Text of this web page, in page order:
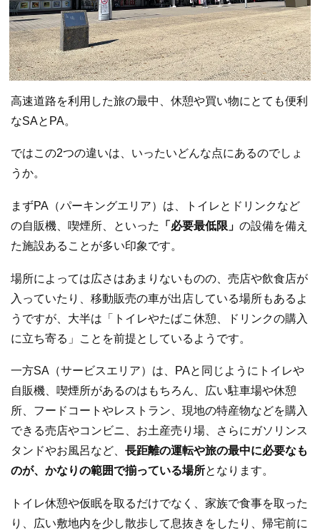
高速道路を利用した旅の最中、休憩や買い物にとても便利
なSAとPA。
ではこの2つの違いは、いったいどんな点にあるのでしょ
うか。
まずPA（パーキングエリア）は、トイレとドリンクなど
の自販機、喫煙所、といった
「必要最低限」 の設備を備え
た施設あることが多い印象です。
場所によっては広さはあまりないものの、売店や飲食店が
入っていたり、移動販売の車が出店している場所もあるよ
うですが、大半は「トイレやたばこ休憩、ドリンクの購入
に立ち寄る」ことを前提としているようです。
一方SA（サービスエリア）は、PAと同じようにトイレや
自販機、喫煙所があるのはもちろん、広い駐車場や休憩
所、フードコートやレストラン、現地の特産物などを購入
できる売店やコンビニ、お土産売り場、さらにガソリンス
タンドやお風呂など、 長距離の運転や旅の最中に必要なも
のが、かなりの範囲で揃っている場所となります。
トイレ休憩や仮眠を取るだけでなく、家族で食事を取った
り、広い敷地内を少し散歩して息抜きをしたり、帰宅前に